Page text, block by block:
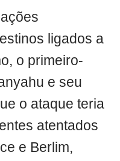
ligados a
o primeiro-
e seu
o ataque teria
atentados
e Berlim,